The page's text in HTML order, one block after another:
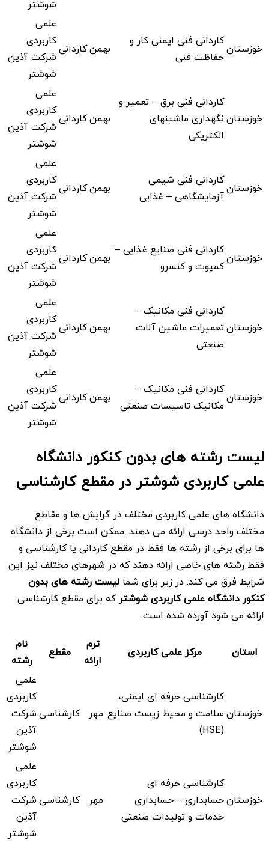
شوشتر
خوزستانکاردانی فنی ایمنی کار و
حفاظت فنی
بهمنکاردانی
علمی
کاربردی
شرکت آذین
شوشتر
خوزستان
کاردانی فنی برق – تعمیر و
نگهداری ماشینهای
الکتریکی
بهمنکاردانی
علمی
کاربردی
شرکت آذین
شوشتر
خوزستانکاردانی فنی شیمی
آزمایشگاهی – غذایی
بهمنکاردانی
علمی
کاربردی
شرکت آذین
شوشتر
خوزستانکاردانی فنی صنایع غذایی –
کمپوت و کنسرو
بهمنکاردانی
علمی
کاربردی
شرکت آذین
شوشتر
خوزستان
کاردانی فنی مکانیک –
تعمیرات ماشین آلات
صنعتی
بهمنکاردانی
علمی
کاربردی
شرکت آذین
شوشتر
خوزستانکاردانی فنی مکانیک –
مکانیک تاسیسات صنعتی
بهمنکاردانی
علمی
کاربردی
شرکت آذین
شوشتر
لیست رشته های بدون کنکور دانشگاه
علمی کاربردی شوشتر در مقطع کارشناسی
دانشگاه های علمی کاربردی مختلف در گرایش ها و مقاطع
مختلف واحد درسی ارائه می دهند. ممکن است برخی از دانشگاه
ها برای برخی از رشته ها فقط در مقطع کاردانی یا کارشناسی و
فقط رشته های خاصی ارائه دهند که در شهرهای مختلف نیز این
شرایط فرق می کند. در زیر برای شما لیست رشته های بدون
کنکوردانشگاه علمی کاربردیشوشترکه برای مقطع کارشناسی
ارائه می شود آورده شده است.
استان مرکز علمی کاربردی
ترم
ارائه
مقطع
نام
رشته
خوزستان
کارشناسی حرفه ای ایمنی،
سلامت و محیط زیست صنایع
(HSE)
مهر کارشناسی
علمی
کاربردی
شرکت
آذین
شوشتر
خوزستان
کارشناسی حرفه ای
حسابداری – حسابداری
خدمات و تولیدات صنعتی
مهر کارشناسی
علمی
کاربردی
شرکت
آذین
شوشتر